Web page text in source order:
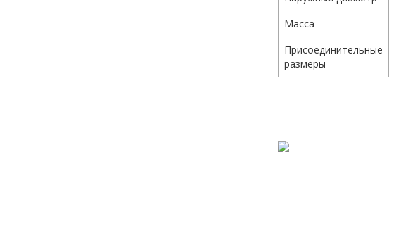
Масса
Присоединительные
размеры